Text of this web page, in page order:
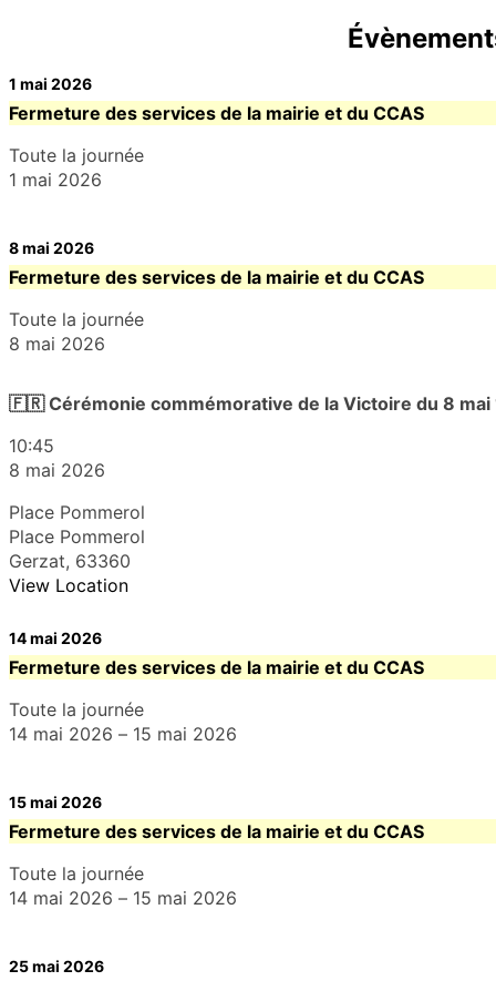
1 mai 2026
Fermeture des services de la mairie et du CCAS
Toute la journée
1 mai 2026
8 mai 2026
Fermeture des services de la mairie et du CCAS
Toute la journée
8 mai 2026
🇫🇷 Cérémonie commémorative de la Victoire du 8 mai
10:45
8 mai 2026
Place Pommerol
Place Pommerol
Gerzat, 63360
View Location
14 mai 2026
Fermeture des services de la mairie et du CCAS
Toute la journée
14 mai 2026 – 15 mai 2026
15 mai 2026
Fermeture des services de la mairie et du CCAS
Toute la journée
14 mai 2026 – 15 mai 2026
25 mai 2026